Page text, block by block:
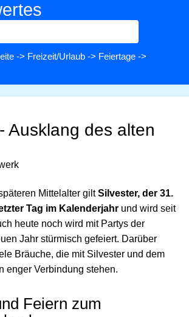
-> Freizeit/Urlaub -> Feiertage ->
Ausklang des alten
Mittelalter giltSilvester, der 31.
Tag im Kalenderjahr und wird seit
heute noch wird mit Partys der
Jahr stürmisch gefeiert. Darüber
Bräuche, die mit Silvester und dem
enger Verbindung stehen.
Feiern zum